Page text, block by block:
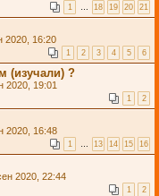
1 … 18 19 20 21
2020, 16:20
1 2 3 4 5 6
(изучали) ?
2020, 19:01
1 2
2020, 16:48
1 … 13 14 15 16
2020, 22:44
1 2